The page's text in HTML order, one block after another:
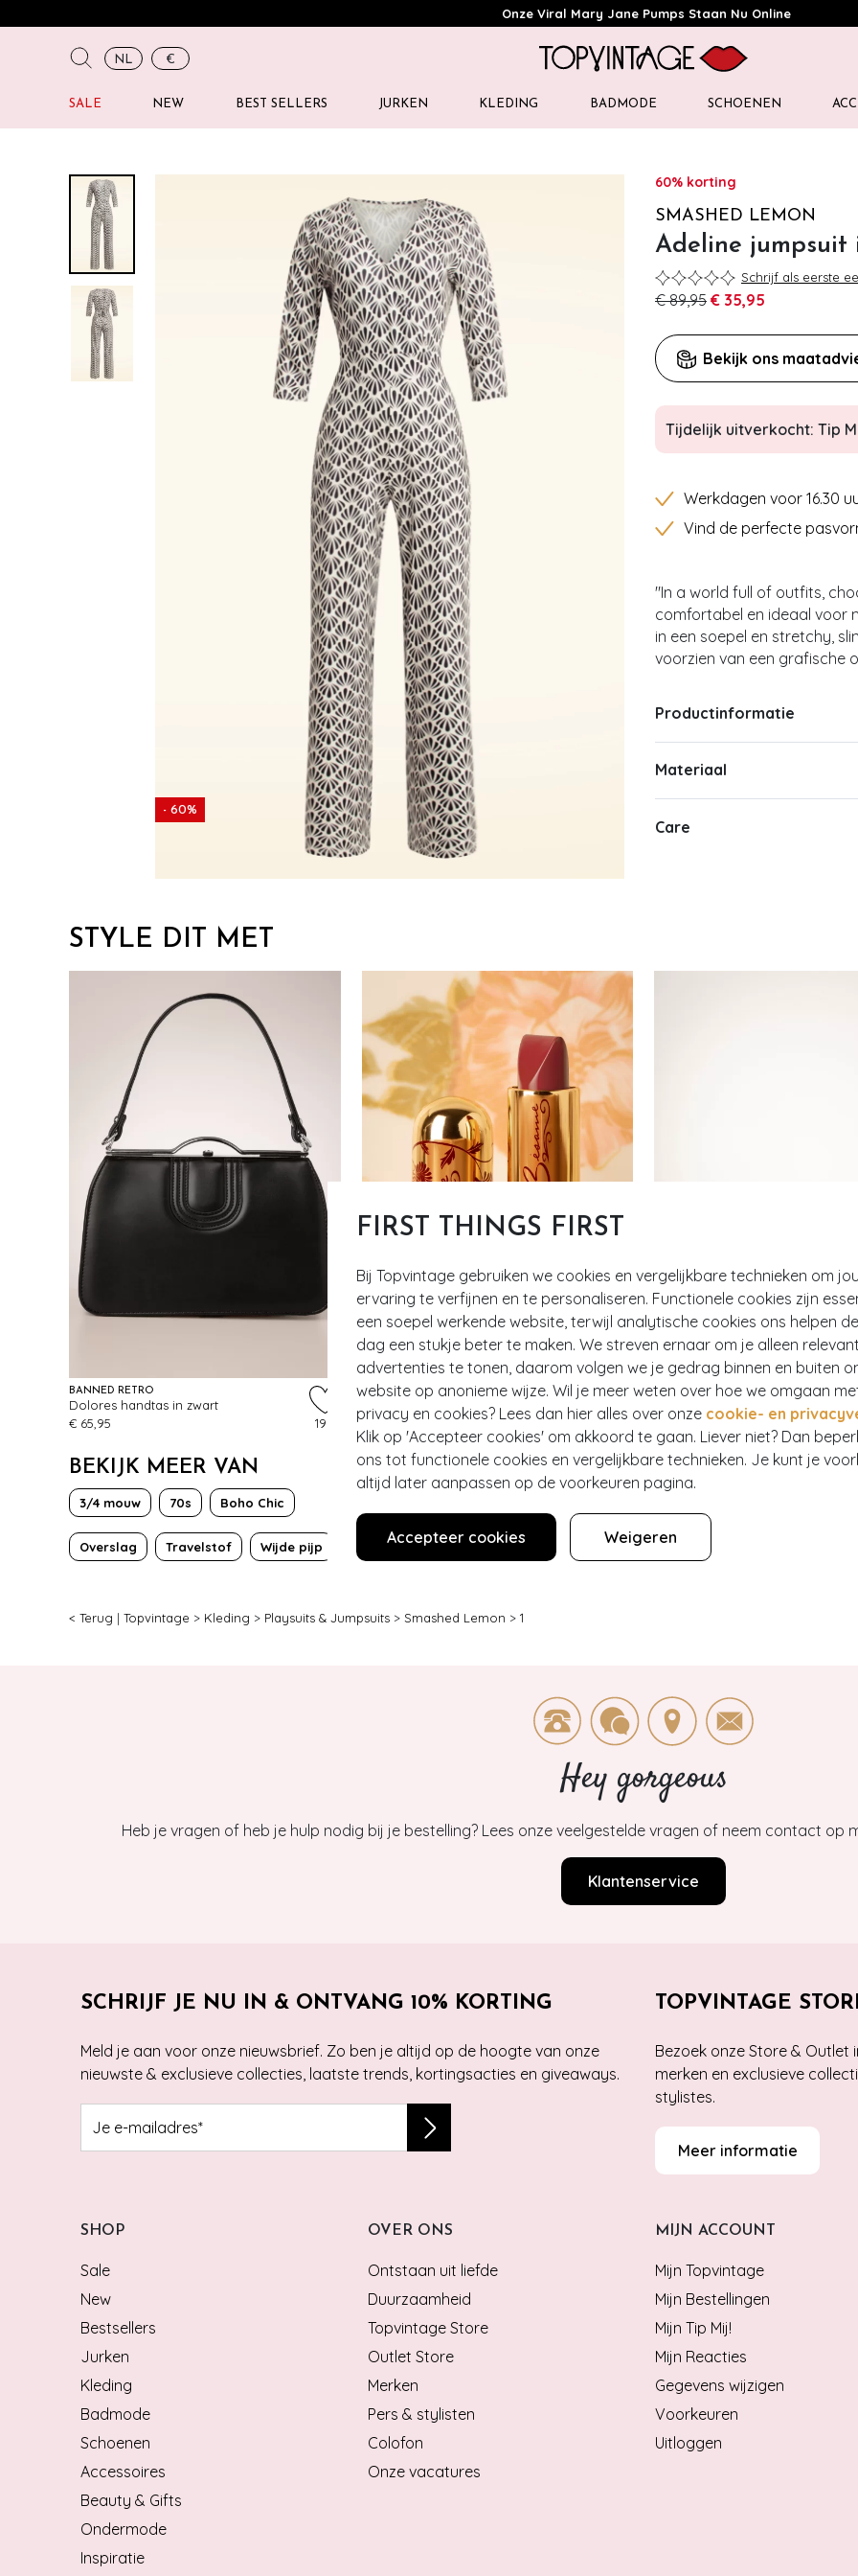
FIRST THINGS FIRST
Bij Topvintage gebruiken we cookies en vergelijkbare technieken om
ervaring te verfijnen en te personaliseren. Functionele cookies zijn
een soepel werkende website, terwijl analytische cookies ons helpen
dag een stukje beter te maken. We streven ernaar om je alleen
advertenties te tonen, daarom volgen we je gedrag binnen en buiten
website op anonieme wijze. Wil je meer weten over hoe we omgaan
privacy en cookies? Lees dan hier alles over onze cookie- en
Klik op 'Accepteer cookies' om akkoord te gaan. Liever niet? Dan
ons tot functionele cookies en vergelijkbare technieken. Je kunt je
altijd later aanpassen op de voorkeuren pagina.
Accepteer cookies Weigeren
Onze Viral Mary Jane Pumps Staan Nu Online
NL €
SALE NEW BEST SELLERS JURKEN KLEDING BADMODE SCHOENEN
- 60%
60% korting
SMASHED LEMON
Adeline jumpsuit
Schrijf als eerste
€ 89,95 € 35,95
Bekijk ons
Tijdelijk uitverkocht: Tip
Werkdagen voor 16.30
Vind de perfecte
"In a world full of outfits,
comfortabel en ideaal voor
in een soepel en stretchy,
voorzien van een grafische
Productinformatie
Materiaal
Care
STYLE DIT MET
BANNED RETRO
Dolores handtas in zwart
€ 65,95
199
BÉSAME COSMETICS
Classic Colour lippenstift in Mary Red
€ 39,95
303
CHELSEA CREW
Dora mary jane ballerina's in
€ 99,95
BEKIJK MEER VAN
3/4 mouw 70s Boho Chic
Overslag Travelstof Wijde pijp
< Terug | Topvintage > Kleding > Playsuits & Jumpsuits > Smashed Lemon > 1
Hey gorgeous
Heb je vragen of heb je hulp nodig bij je bestelling? Lees onze veelgestelde vragen of neem contact op
Klantenservice
SCHRIJF JE NU IN & ONTVANG 10% KORTING
Meld je aan voor onze nieuwsbrief. Zo ben je altijd op de hoogte van onze
nieuwste & exclusieve collecties, laatste trends, kortingsacties en giveaways.
TOPVINTAGE
Bezoek onze Store & Outlet
merken en exclusieve
stylistes.
Meer informatie
SHOP
Sale
New
Bestsellers
Jurken
Kleding
Badmode
Schoenen
Accessoires
Beauty & Gifts
Ondermode
Inspiratie
OVER ONS
Ontstaan uit liefde
Duurzaamheid
Topvintage Store
Outlet Store
Merken
Pers & stylisten
Colofon
Onze vacatures
MIJN ACCOUNT
Mijn Topvintage
Mijn Bestellingen
Mijn Tip Mij!
Mijn Reacties
Gegevens wijzigen
Voorkeuren
Uitloggen